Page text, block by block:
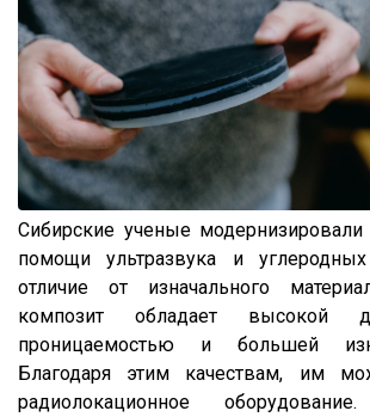
Сибирские ученые модернизировали
помощи ультразвука и
отличие от изначального
композит обладает высокой
проницаемостью и большей
Благодаря этим качествам, им
радиолокационное